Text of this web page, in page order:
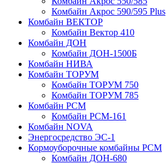
Комбайн Акрос 590/595 Plus
Комбайн ВЕКТОР
Комбайн Вектор 410
Комбайн ДОН
Комбайн ДОН-1500Б
Комбайн НИВА
Комбайн ТОРУМ
Комбайн ТОРУМ 750
Комбайн ТОРУМ 785
Комбайн РСМ
Комбайн РСМ-161
Комбайн NOVA
Энергосредство ЭС-1
Кормоуборочные комбайны РСМ
Комбайн ДОН-680